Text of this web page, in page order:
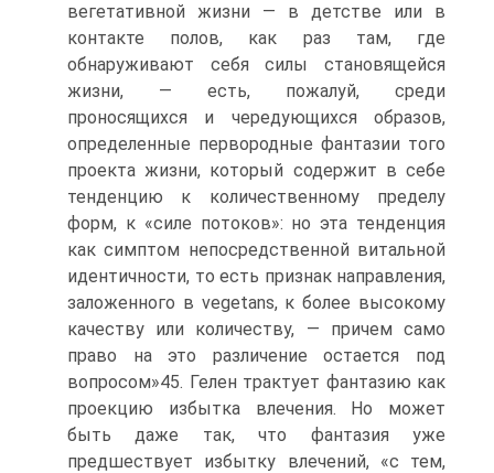
вегетативной жизни — в детстве или в
контакте по­лов, как раз там, где
обнаруживают себя силы становящейся
жизни, — есть, пожалуй, среди
проносящихся и чередующихся образов,
опреде­ленные первородные фантазии того
проекта жизни, который содержит в себе
тенденцию к количественному пределу
форм, к «силе потоков»: но эта тенденция
как симптом непосредственной витальной
идентич­ности, то есть признак направления,
заложенного в vegetans, к бо­лее высокому
качеству или количеству, — причем само
право на это различение остается под
вопросом»45. Гелен трактует фантазию как
проекцию избытка влечения. Но может
быть даже так, что фантазия уже
предшествует избытку влечений, «с тем,